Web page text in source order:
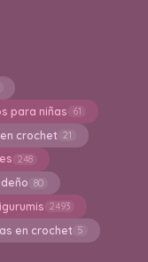
para niñas 61
crochet 21
248
80
2493
en crochet 5